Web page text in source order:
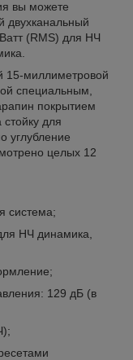
вы можете
двухканальный
(RMS) для НЧ
15-миллиметровой
специальным,
покрытием
для
углубление
целых 12
система;
НЧ динамика,
129 дБ (в